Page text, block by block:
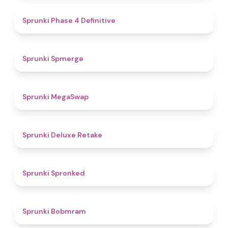
Sprunki Phase 4 Definitive
Sprunki Spmerge
Sprunki MegaSwap
Sprunki Deluxe Retake
Sprunki Spronked
Sprunki Bobmram